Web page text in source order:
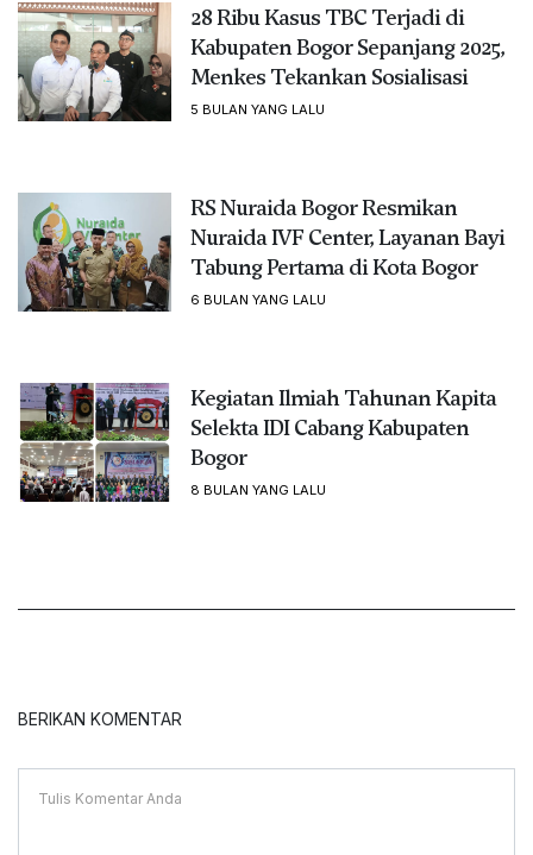
28 Ribu Kasus TBC Terjadi di
Kabupaten Bogor Sepanjang 2025,
Menkes Tekankan Sosialisasi
5 BULAN YANG LALU
RS Nuraida Bogor Resmikan
Nuraida IVF Center, Layanan Bayi
Tabung Pertama di Kota Bogor
6 BULAN YANG LALU
Kegiatan Ilmiah Tahunan Kapita
Selekta IDI Cabang Kabupaten
Bogor
8 BULAN YANG LALU
BERIKAN KOMENTAR